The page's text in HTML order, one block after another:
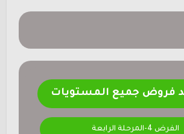
فروض جميع المستويات
الفرض 4-المرحلة الرابعة